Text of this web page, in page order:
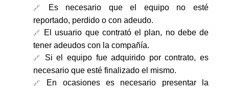
Es necesario que el equipo no esté
reportado, perdido o con adeudo.
El usuario que contrató el plan, no debe de
tener adeudos con la compañía.
Si el equipo fue adquirido por contrato, es
necesario que esté finalizado el mismo.
En ocasiones es necesario presentar la